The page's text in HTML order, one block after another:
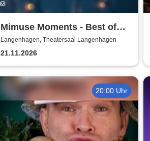
Mimuse Moments - Best of
Varieté
Langenhagen, Theatersaal Langenhagen
21.11.2026
20:00 Uhr